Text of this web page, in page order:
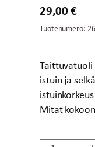
29,00€
Tuotenumero:
Taittuvatuoli
istuin ja
Mitat